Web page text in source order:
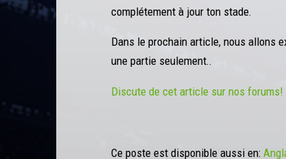
complétement à jour ton stade.
Dans le prochain article, nous allons
une partie seulement..
Discute de cet article sur nos forums!
Ce poste est disponible aussi en: